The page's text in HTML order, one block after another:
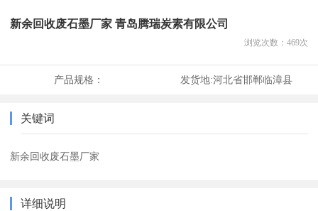
新余回收废石墨厂家 青岛腾瑞炭素有限公司
浏览次数： 469次
产品规格： 发货地:河北省邯郸临漳县
关键词
新余回收废石墨厂家
详细说明